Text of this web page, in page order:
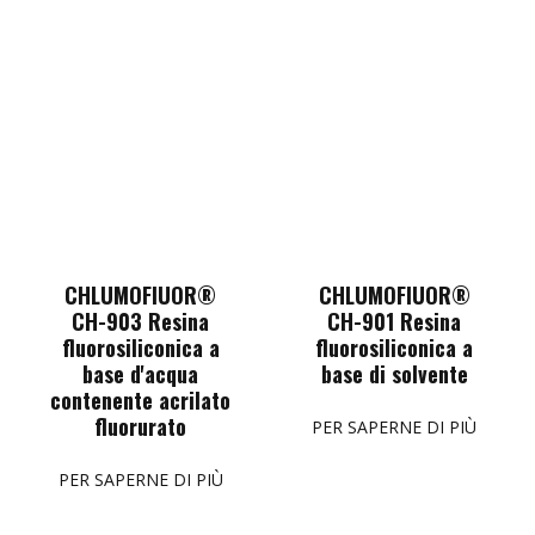
CHLUMOFIUOR®
CH-903 Resina
fluorosiliconica a
base d'acqua
contenente acrilato
fluorurato
PER SAPERNE DI PIÙ
CHLUMOFIUOR®
CH-901 Resina
fluorosiliconica a
base di solvente
PER SAPERNE DI PIÙ